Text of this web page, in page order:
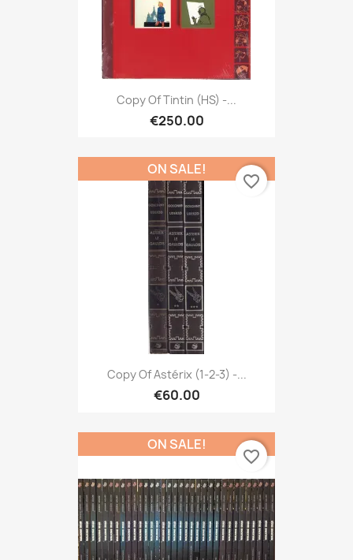
Copy Of Tintin (HS) -...
€250.00
Copy Of Astérix (1-2-3) -...
€60.00
ON SALE!
favorite_border
ON SALE!
favorite_border